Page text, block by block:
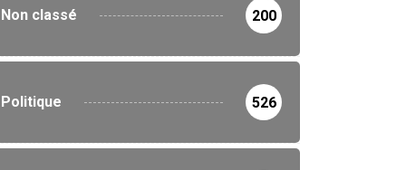
Non classé 200
Politique 526